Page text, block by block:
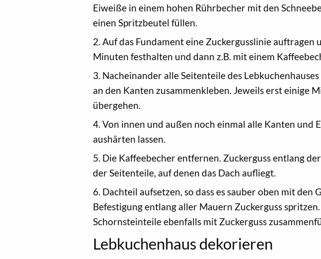
Eiweiße in einem hohen Rührbecher mit den
einen Spritzbeutel füllen.
2. Auf das Fundament eine Zuckergusslinie
Minuten festhalten und dann z.B. mit einem
3. Nacheinander alle Seitenteile des
an den Kanten zusammenkleben. Jeweils erst einige
übergehen.
4. Von innen und außen noch einmal alle Kanten und
aushärten lassen.
5. Die Kaffeebecher entfernen. Zuckerguss entlang
der Seitenteile, auf denen das Dach aufliegt.
6. Dachteil aufsetzen, so dass es sauber oben mit
Befestigung entlang aller Mauern Zuckerguss
Schornsteinteile ebenfalls mit Zuckerguss
Lebkuchenhaus dekorieren